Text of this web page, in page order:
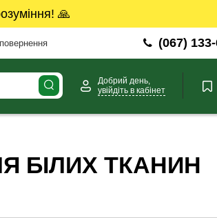
🙏
(067)
Добрий день,
увійдіть в кабінет
БІЛИХ ТКАНИН